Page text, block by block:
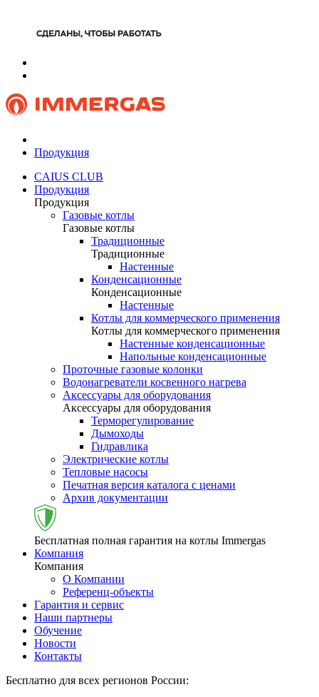
Продукция
CAIUS CLUB
Продукция
Продукция
Газовые котлы
Газовые котлы
Традиционные
Традиционные
Настенные
Конденсационные
Конденсационные
Настенные
Котлы для коммерческого применения
Котлы для коммерческого применения
Настенные конденсационные
Напольные конденсационные
Проточные газовые колонки
Водонагреватели косвенного нагрева
Аксессуары для оборудования
Аксессуары для оборудования
Терморегулирование
Дымоходы
Гидравлика
Электрические котлы
Тепловые насосы
Печатная версия каталога с ценами
Архив документации
Бесплатная полная гарантия на котлы Immergas
Компания
Компания
О Компании
Референц-объекты
Гарантия и сервис
Наши партнеры
Обучение
Новости
Контакты
Бесплатно для всех регионов России: